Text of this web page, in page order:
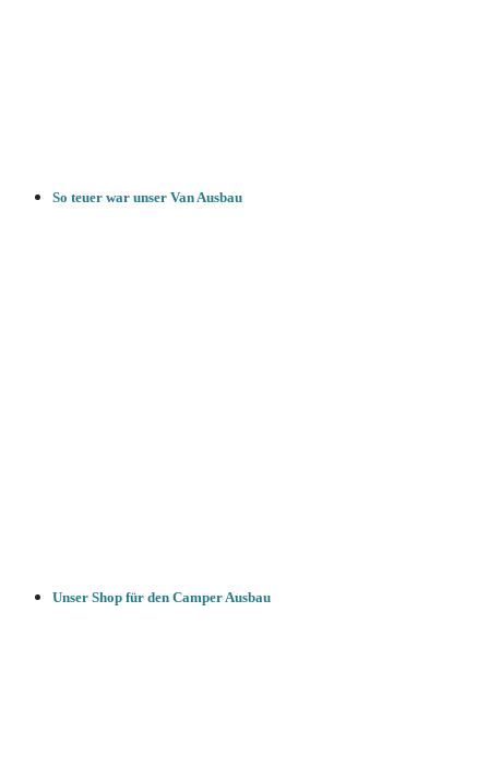
So teuer war unser Van Ausbau
Unser Shop für den Camper Ausbau